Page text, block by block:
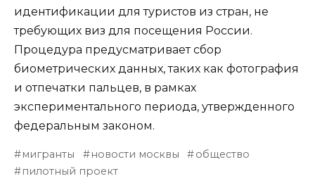
идентификации для туристов из стран, не
требующих виз для посещения России.
Процедура предусматривает сбор
биометрических данных, таких как фотография
и отпечатки пальцев, в рамках
экспериментального периода, утвержденного
федеральным законом.
мигранты новости москвы
общество
пилотный проект